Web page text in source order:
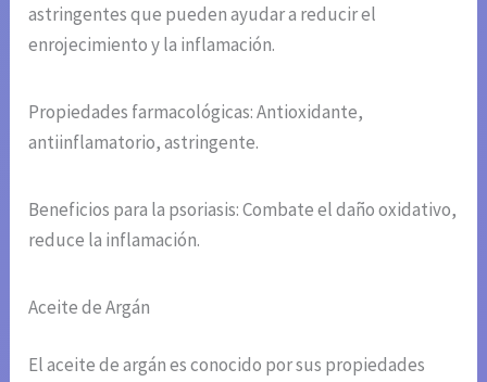
astringentes que pueden ayudar a reducir el
enrojecimiento y la inflamación.
Propiedades farmacológicas: Antioxidante,
antiinflamatorio, astringente.
Beneficios para la psoriasis: Combate el daño oxidativo,
reduce la inflamación.
Aceite de Argán
El aceite de argán es conocido por sus propiedades